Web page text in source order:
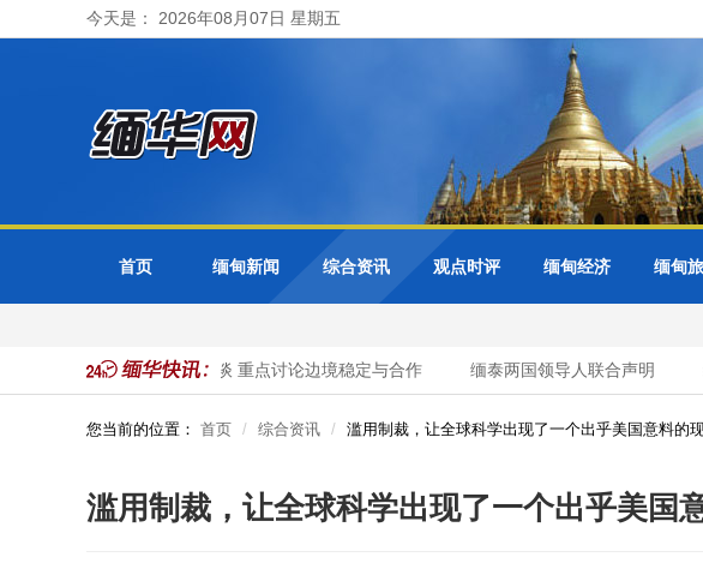
今天是： 2026年08月07日 星期五
首页 缅甸新闻 综合资讯 观点时评 缅甸经济 缅甸
国总理与缅甸总统举行会谈 重点讨论边境稳定与合作 缅泰两国领导人联合声明
您当前的位置： 首页 综合资讯 滥用制裁，让全球科学出现了一个出乎美国意料的
滥用制裁，让全球科学出现了一个出乎美国